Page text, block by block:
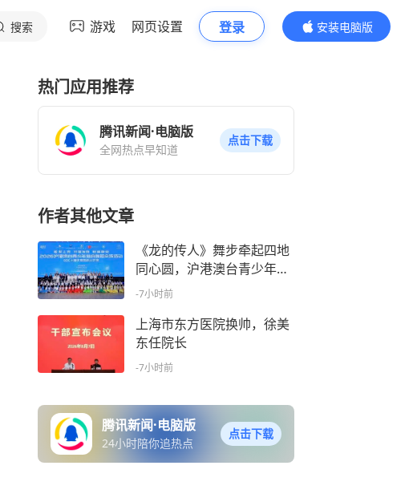
搜索 游戏 网页设置 登录
安装电脑版
内容更精彩
热门应用推荐
腾讯新闻·电脑版
全网热点早知道
点击下载
作者其他文章
《龙的传人》舞步牵起四地
同心圆，沪港澳台青少年体
育舞蹈交流闪耀静安
-7小时前
上海市东方医院换帅，徐美
东任院长
-7小时前
腾讯新闻·电脑版
24小时陪你追热点
点击下载